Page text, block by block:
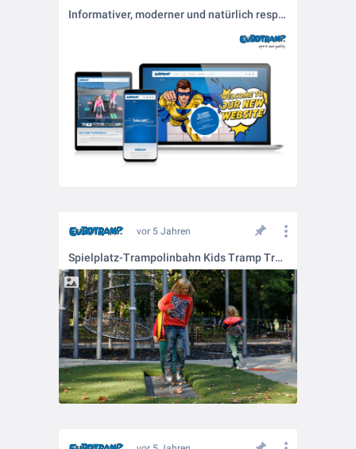
Informativer, moderner und natürlich responsive: unsere neue Website ist online!
vor 5 Jahren
Spielplatz-Trampolinbahn Kids Tramp Track @ Városliget in Budapest, Ungarn